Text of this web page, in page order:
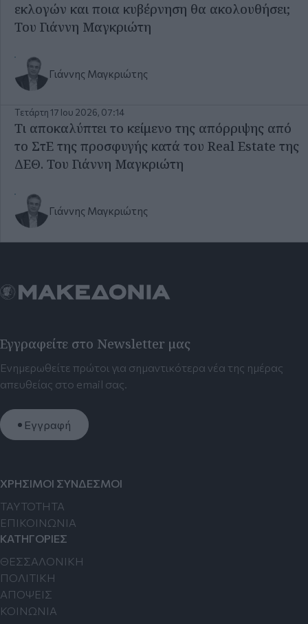
εκλογών και ποια κυβέρνηση θα ακολουθήσει;
Του Γιάννη Μαγκριώτη
Γιάννης Μαγκριώτης
Τετάρτη 17 Ιου 2026, 07:14
Τι αποκαλύπτει το κείμενο της απόρριψης από
το ΣτΕ της προσφυγής κατά του Real Estate της
ΔΕΘ. Του Γιάννη Μαγκριώτη
Γιάννης Μαγκριώτης
Εγγραφείτε στο Newsletter μας
Ενημερωθείτε πρώτοι για σημαντικότερα νέα της ημέρας
απευθείας στο email σας.
Εγγραφή
ΧΡΗΣΙΜΟΙ ΣΥΝΔΕΣΜΟΙ
TAYTOTHTA
ΕΠΙΚΟΙΝΩΝΙΑ
ΚΑΤΗΓΟΡΙΕΣ
ΘΕΣΣΑΛΟΝΙΚΗ
ΠΟΛΙΤΙΚΗ
ΑΠΟΨΕΙΣ
ΚΟΙΝΩΝΙΑ